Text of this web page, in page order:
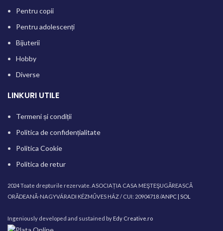
Pentru copii
Pentru adolescenți
Bijuterii
Hobby
Diverse
LINKURI UTILE
Termeni și condiții
Politica de confidențialitate
Politica Cookie
Politica de retur
2024 Toate drepturile rezervate. ASOCIAȚIA CASA MEŞTEŞUGĂREASCĂ
ORĂDEANĂ-NAGYVÁRADI KÉZMŰVES HÁZ / CUI: 20904718 /ANPC | SOL
Ingeniously developed and sustained by Edy Creative.ro